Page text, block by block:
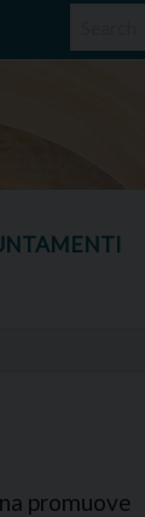
promuove